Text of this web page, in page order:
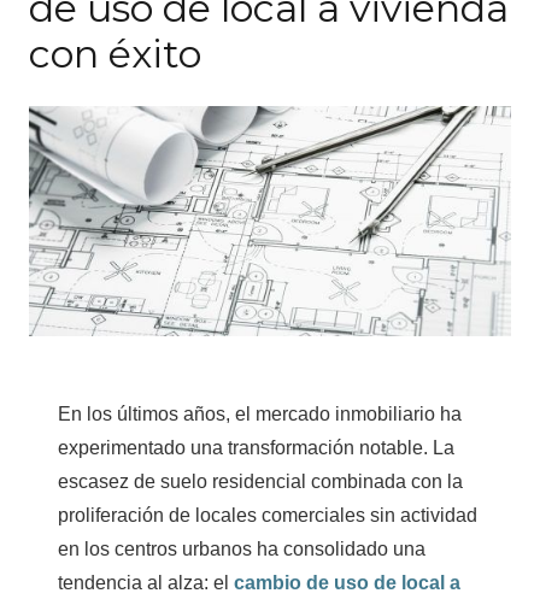
con éxito
En los últimos años, el mercado inmobiliario ha
experimentado una transformación notable. La
escasez de suelo residencial combinada con la
proliferación de locales comerciales sin actividad
en los centros urbanos ha consolidado una
tendencia al alza: el cambio de uso de local a